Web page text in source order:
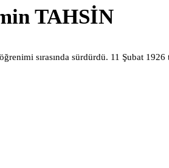
TAHSİN
sırasında sürdürdü. 11 Şubat 1926